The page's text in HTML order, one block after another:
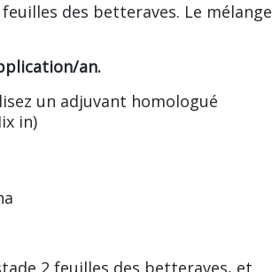
des betteraves. Le mélange
an.
un adjuvant homologué
in)